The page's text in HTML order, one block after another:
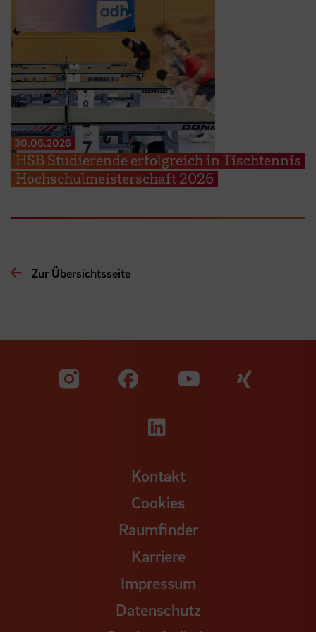
30.06.2026
HSB Studierende erfolgreich in Tischtennis
Hochschulmeisterschaft 2026
Zur Übersichtsseite
Zu unserer Facebook
Zu
Zu unserer
Kontakt
Cookies
Raumfinder
Karriere
Impressum
Datenschutz